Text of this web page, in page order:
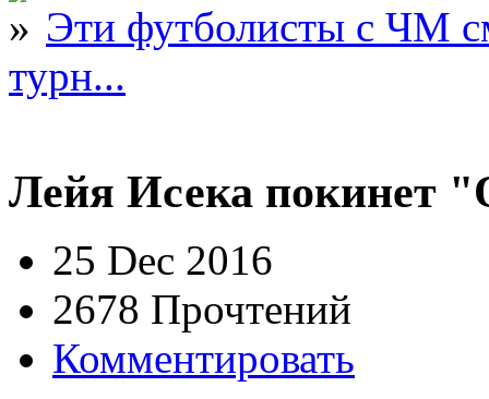
Эти футболисты с ЧМ
турн...
Лейя Исека покинет
25 Dec 2016
2678 Прочтений
Комментировать